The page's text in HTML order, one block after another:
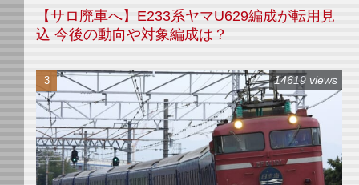
【サロ廃車へ】E233系ヤマU629編成が転用見
込 今後の動向や対象編成は？
14619 views